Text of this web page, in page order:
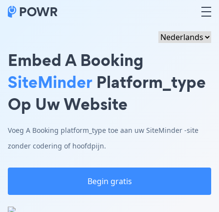
Embed A Booking
SiteMinder Platform_type
Op Uw Website
Voeg A Booking platform_type toe aan uw SiteMinder -site
zonder codering of hoofdpijn.
Begin gratis